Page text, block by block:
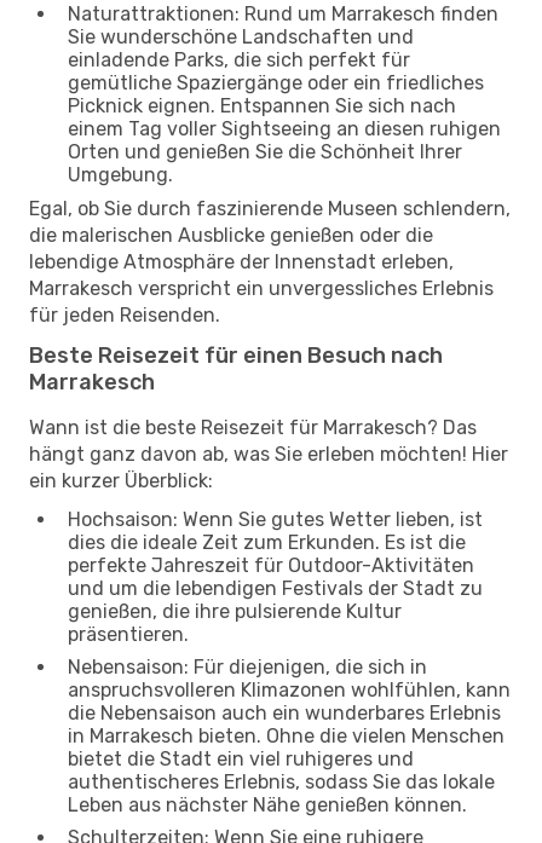
Naturattraktionen: Rund um Marrakesch finden
Sie wunderschöne Landschaften und
einladende Parks, die sich perfekt für
gemütliche Spaziergänge oder ein friedliches
Picknick eignen. Entspannen Sie sich nach
einem Tag voller Sightseeing an diesen ruhigen
Orten und genießen Sie die Schönheit Ihrer
Umgebung.
Egal, ob Sie durch faszinierende Museen schlendern,
die malerischen Ausblicke genießen oder die
lebendige Atmosphäre der Innenstadt erleben,
Marrakesch verspricht ein unvergessliches Erlebnis
für jeden Reisenden.
Beste Reisezeit für einen Besuch nach
Marrakesch
Wann ist die beste Reisezeit für Marrakesch? Das
hängt ganz davon ab, was Sie erleben möchten! Hier
ein kurzer Überblick:
Hochsaison: Wenn Sie gutes Wetter lieben, ist
dies die ideale Zeit zum Erkunden. Es ist die
perfekte Jahreszeit für Outdoor-Aktivitäten
und um die lebendigen Festivals der Stadt zu
genießen, die ihre pulsierende Kultur
präsentieren.
Nebensaison: Für diejenigen, die sich in
anspruchsvolleren Klimazonen wohlfühlen, kann
die Nebensaison auch ein wunderbares Erlebnis
in Marrakesch bieten. Ohne die vielen Menschen
bietet die Stadt ein viel ruhigeres und
authentischeres Erlebnis, sodass Sie das lokale
Leben aus nächster Nähe genießen können.
Schulterzeiten: Wenn Sie eine ruhigere